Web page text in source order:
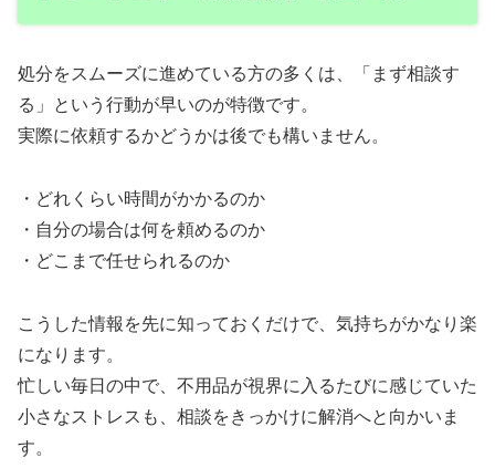
処分をスムーズに進めている方の多くは、「まず相談す
る」という行動が早いのが特徴です。
実際に依頼するかどうかは後でも構いません。
・どれくらい時間がかかるのか
・自分の場合は何を頼めるのか
・どこまで任せられるのか
こうした情報を先に知っておくだけで、気持ちがかなり楽
になります。
忙しい毎日の中で、不用品が視界に入るたびに感じていた
小さなストレスも、相談をきっかけに解消へと向かいま
す。